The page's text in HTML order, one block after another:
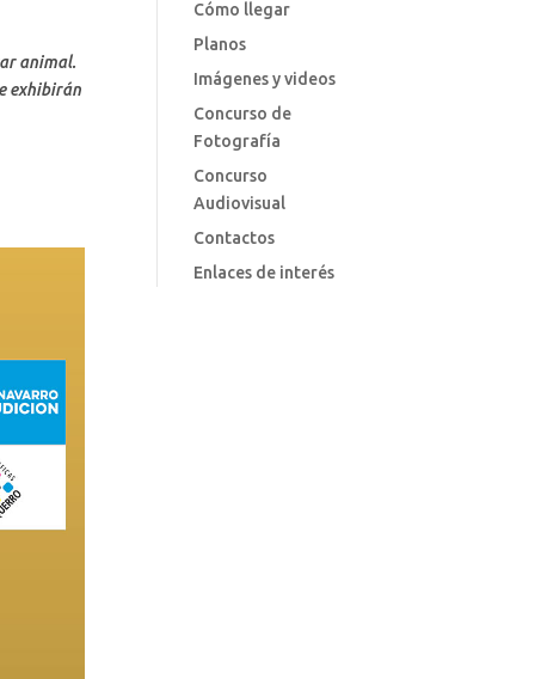
animal.
exhibirán
Cómo llegar
Planos
Imágenes y videos
Concurso de
Fotografía
Concurso
Audiovisual
Contactos
Enlaces de interés